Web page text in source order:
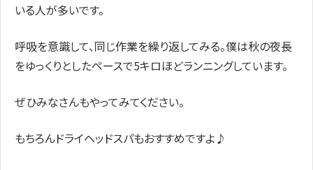
いる人が多いです。
呼吸を意識して、同じ作業を繰り返してみる。僕は秋の夜長
をゆっくりとしたペースで5キロほどランニングしています。
ぜひみなさんもやってみてください。
もちろんドライヘッドスパもおすすめですよ♪